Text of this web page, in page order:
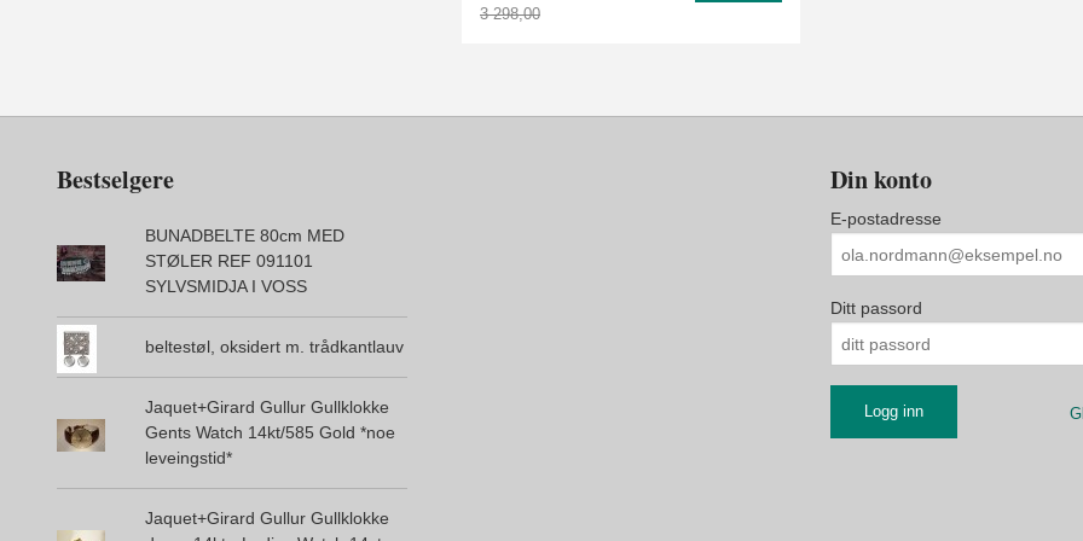
3 298,00
Bestselgere
BUNADBELTE 80cm MED
STØLER REF 091101
SYLVSMIDJA I VOSS
beltestøl, oksidert m. trådkantlauv
Jaquet+Girard Gullur Gullklokke
Gents Watch 14kt/585 Gold *noe
leveingstid*
Jaquet+Girard Gullur Gullklokke
Din konto
E-postadresse
Ditt passord